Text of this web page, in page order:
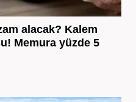
alacak? Kalem
Memura yüzde 5